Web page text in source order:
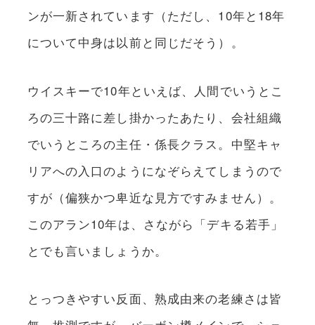
ンが一新されています（ただし、10年と18年
について中身は以前と同じだそう）。
ウイスキーで10年といえば、人間でいうとこ
ろの三十路に差し掛かったあたり、会社組織
でいうところの主任・係長クラス。中堅キャ
リアへの入口のようになぞらえてしまうので
すが（偏狭かつ卑近な見方ですみません）。
このアラン10年は、さながら「デキる若手」
とでも言いましょうか。
とっつきやすい反面、熟成由来の老練さは皆